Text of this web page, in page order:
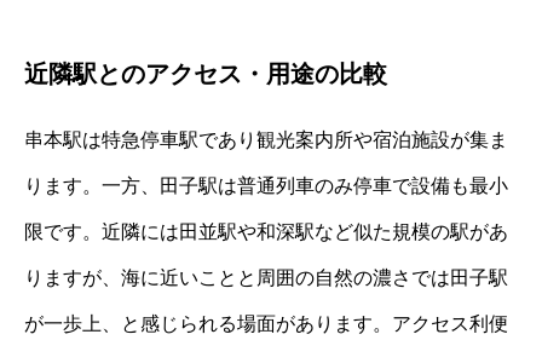
近隣駅とのアクセス・用途の比較
串本駅は特急停車駅であり観光案内所や宿泊施設が集ま
ります。一方、田子駅は普通列車のみ停車で設備も最小
限です。近隣には田並駅や和深駅など似た規模の駅があ
りますが、海に近いことと周囲の自然の濃さでは田子駅
が一歩上、と感じられる場面があります。アクセス利便